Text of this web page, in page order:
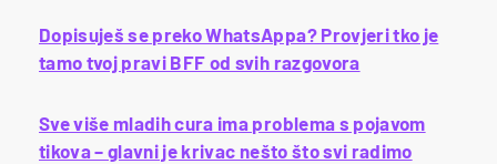
Dopisuješ se preko WhatsAppa? Provjeri tko je
tamo tvoj pravi BFF od svih razgovora
Sve više mladih cura ima problema s pojavom
tikova – glavni je krivac nešto što svi radimo